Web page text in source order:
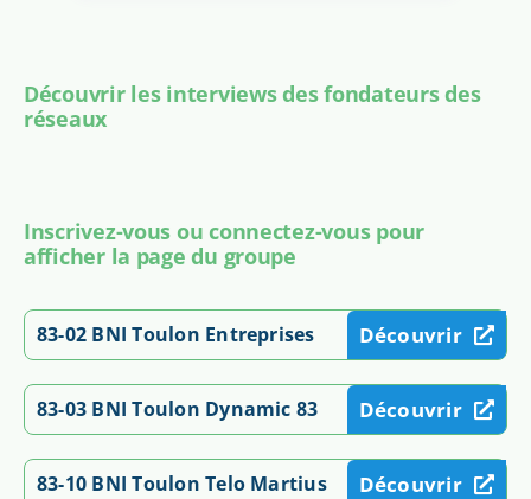
Découvrir les interviews des fondateurs des
réseaux
Inscrivez-vous ou connectez-vous pour
afficher la page du groupe
83-02 BNI Toulon Entreprises Découvrir
83-03 BNI Toulon Dynamic 83 Découvrir
83-10 BNI Toulon Telo Martius Découvrir